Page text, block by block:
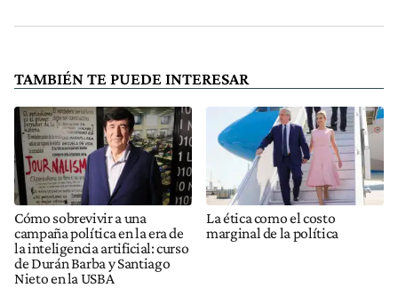
TAMBIÉN TE PUEDE INTERESAR
Cómo sobrevivir a una
campaña política en la era de
la inteligencia artificial: curso
de Durán Barba y Santiago
Nieto en la USBA
La ética como el costo
marginal de la política